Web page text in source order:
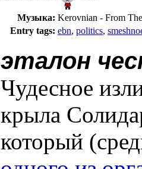
Музыка: Kerovnian - From
Entry tags: ebn, politics,
эталон
Чудесное
крыла
который